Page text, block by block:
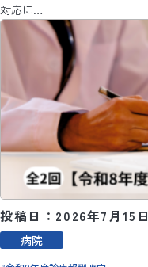
対応に…
投稿日：2026年7月15日
病院